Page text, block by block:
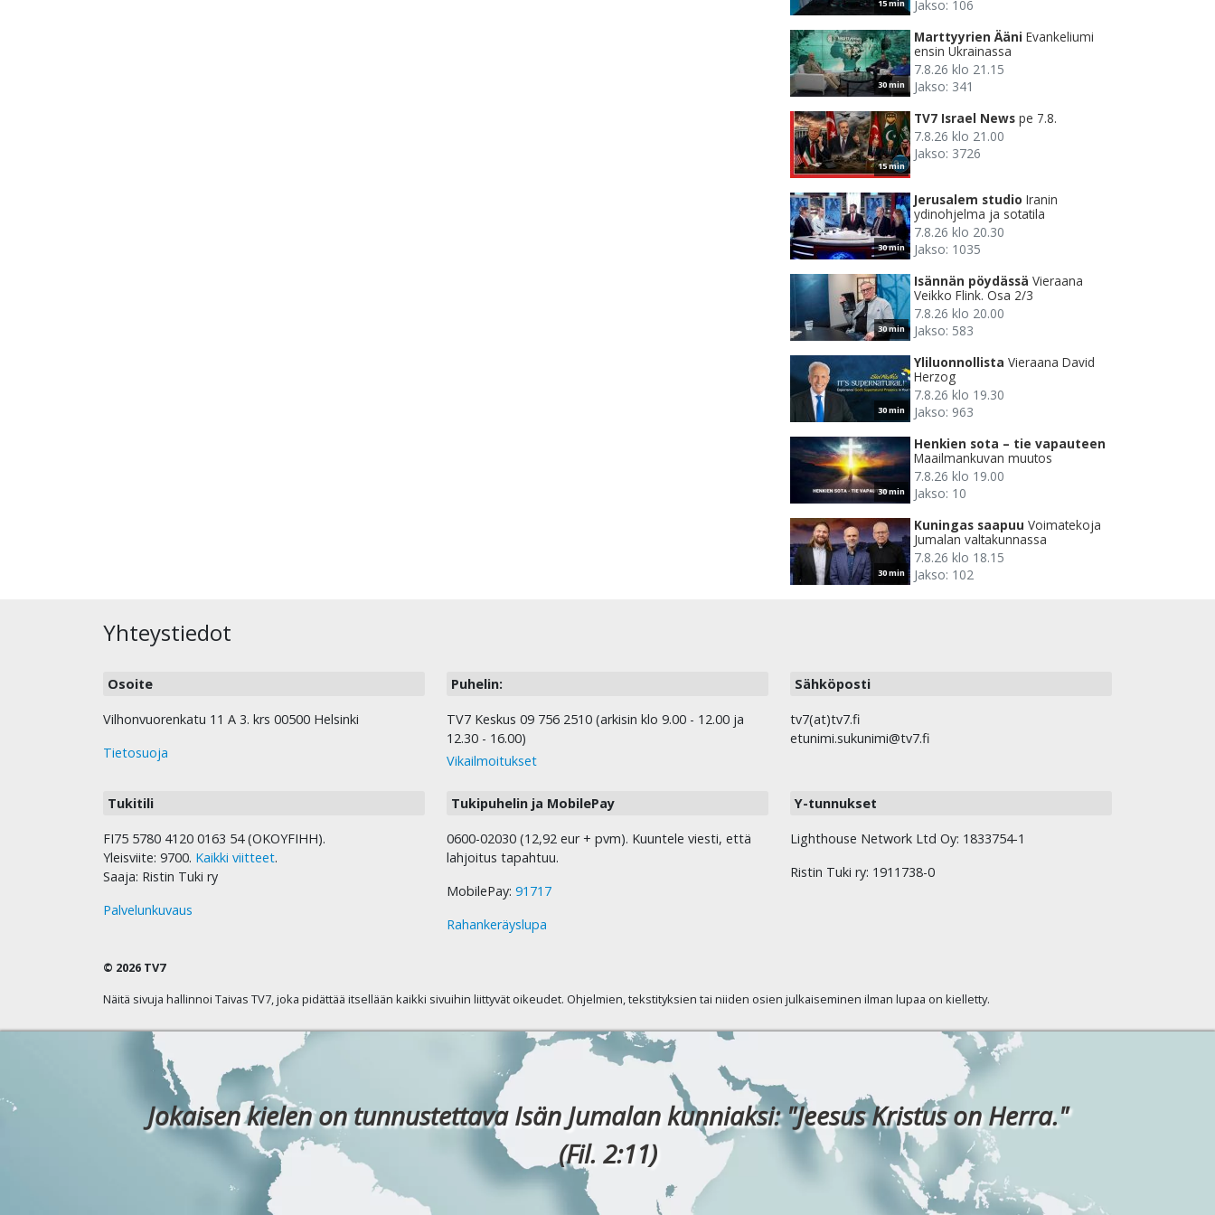
15 min Jakso: 106
30 min
Marttyyrien Ääni Evankeliumi
ensin Ukrainassa
7.8.26 klo 21.15
Jakso: 341
15 min
TV7 Israel News pe 7.8.
7.8.26 klo 21.00
Jakso: 3726
30 min
Jerusalem studio Iranin
ydinohjelma ja sotatila
7.8.26 klo 20.30
Jakso: 1035
30 min
Isännän pöydässä Vieraana
Veikko Flink. Osa 2/3
7.8.26 klo 20.00
Jakso: 583
30 min
Yliluonnollista Vieraana David
Herzog
7.8.26 klo 19.30
Jakso: 963
30 min
Henkien sota – tie vapauteen
Maailmankuvan muutos
7.8.26 klo 19.00
Jakso: 10
30 min
Kuningas saapuu Voimatekoja
Jumalan valtakunnassa
7.8.26 klo 18.15
Jakso: 102
Yhteystiedot
Osoite
Vilhonvuorenkatu 11 A 3. krs 00500 Helsinki
Tietosuoja
Puhelin:
TV7 Keskus 09 756 2510 (arkisin klo 9.00 - 12.00 ja
12.30 - 16.00)
Vikailmoitukset
Sähköposti
tv7(at)tv7.fi
etunimi.sukunimi@tv7.fi
Tukitili
FI75 5780 4120 0163 54 (OKOYFIHH).
Yleisviite: 9700. Kaikki viitteet.
Saaja: Ristin Tuki ry
Palvelunkuvaus
Tukipuhelin ja MobilePay
0600-02030 (12,92 eur + pvm). Kuuntele viesti, että
lahjoitus tapahtuu.
MobilePay: 91717
Rahankeräyslupa
Y-tunnukset
Lighthouse Network Ltd Oy: 1833754-1
Ristin Tuki ry: 1911738-0
© 2026 TV7
Näitä sivuja hallinnoi Taivas TV7, joka pidättää itsellään kaikki sivuihin liittyvät oikeudet. Ohjelmien, tekstityksien tai niiden osien julkaiseminen ilman lupaa on kielletty.
Jokaisen kielen on tunnustettava Isän Jumalan kunniaksi: "Jeesus Kristus on Herra."
(Fil. 2:11)